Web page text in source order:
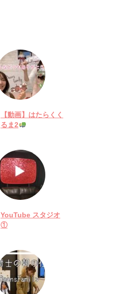
【動画】はたらくく
るま2
YouTube スタジオ
①